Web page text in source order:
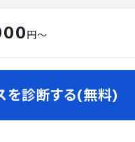
円～
を診断する(無料)